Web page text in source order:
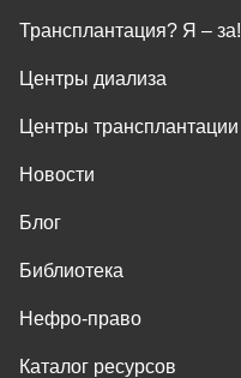
Трансплантация? Я ‒ за!
Центры диализа
Центры трансплантации
Новости
Блог
Библиотека
Нефро-право
Каталог ресурсов